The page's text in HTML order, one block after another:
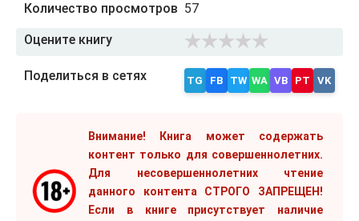
Количество просмотров 57
Оцените книгу
Поделиться в сетях TG FB TW WA VB PT VK
Внимание! Книга может содержать
контент только для совершеннолетних.
Для несовершеннолетних чтение
данного контента СТРОГО ЗАПРЕЩЕН!
Если в книге присутствует наличие